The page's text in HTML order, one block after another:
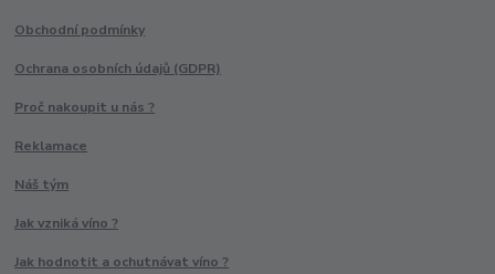
Obchodní podmínky
Ochrana osobních údajů (GDPR)
Proč nakoupit u nás ?
Reklamace
Náš tým
Jak vzniká víno ?
Jak hodnotit a ochutnávat víno ?